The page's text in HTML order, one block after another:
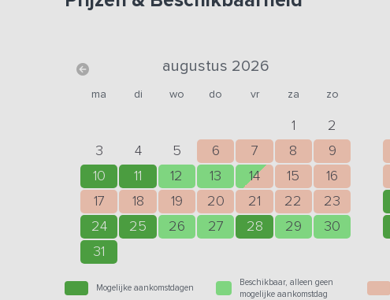
augustus 2026
ma di wo do vr za zo
1
2
3
4 5 6 7 8
9
10
11 12 13 14 15
16
17
18 19 20 21 22
23
24
25 26 27 28 29
30
31
Mogelijke aankomstdagen
Beschikbaar, alleen geen
mogelijke aankomstdag